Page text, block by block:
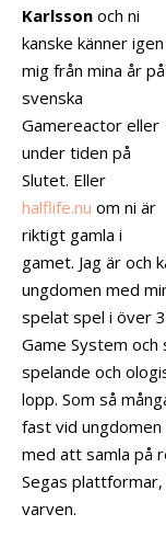
Karlsson och ni
kanske känner igen
mig från mina år på
svenska
Gamereactor eller
under tiden på
Slutet. Eller
halflife.nu om ni är
riktigt gamla i
gamet. Jag är och
ungdomen med
spelat spel i över
Game System
spelande och
lopp. Som så
fast vid
med att samla på
Segas
varven.